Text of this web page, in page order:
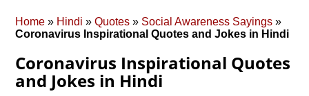
Home » Hindi »Quotes » Social Awareness Sayings »
Coronavirus Inspirational Quotes and Jokes in Hindi
Coronavirus Inspirational Quotes
and Jokes in Hindi